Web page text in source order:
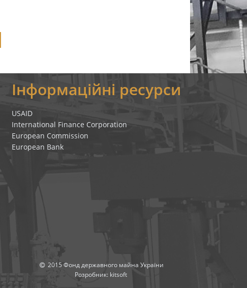
Інформаційні ресурси
USAID
International Finance Corporation
European Commission
European Bank
2015 Фонд державного майна України
Розробник: kitsoft